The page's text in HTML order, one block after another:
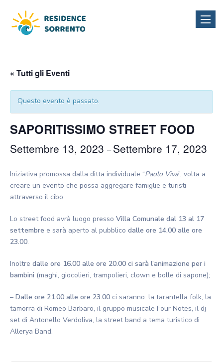
Toggle
« Tutti gli Eventi
Questo evento è passato.
SAPORITISSIMO STREET FOOD
Settembre 13, 2023 – Settembre 17, 2023
Iniziativa promossa dalla ditta individuale “Paolo Viva”, volta a
creare un evento che possa aggregare famiglie e turisti
attraverso il cibo
Lo street food avrà luogo presso Villa Comunale dal 13 al 17
settembre e sarà aperto al pubblico dalle ore 14.00 alle ore
23.00.
Inoltre dalle ore 16.00 alle ore 20.00 ci sarà l’animazione per i
bambini (maghi, giocolieri, trampolieri, clown e bolle di sapone);
– Dalle ore 21.00 alle ore 23.00 ci saranno: la tarantella folk, la
tamorra di Romeo Barbaro, il gruppo musicale Four Notes, il dj
set di Antonello Verdoliva, la street band a tema turistico di
Allerya Band.